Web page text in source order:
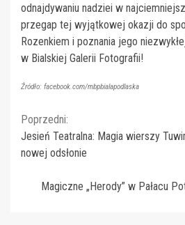
odnajdywaniu nadziei w
przegap tej wyjątkowej okazji do
Rozenkiem i poznania jego
w Bialskiej Galerii Fotografii!
Źródło: facebook.com/mbpbialapodlaska
Continue
Reading
Poprzedni:
Jesień Teatralna: Magia wierszy
nowej odsłonie
Magiczne „Herody” w Pałacu